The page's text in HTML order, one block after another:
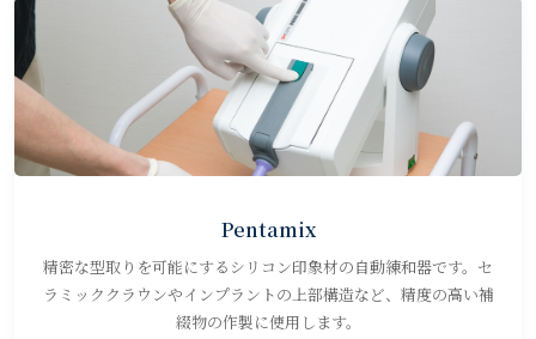
Pentamix
精密な型取りを可能にするシリコン印象材の自動練和器です。セ
ラミッククラウンやインプラントの上部構造など、精度の高い補
綴物の作製に使用します。